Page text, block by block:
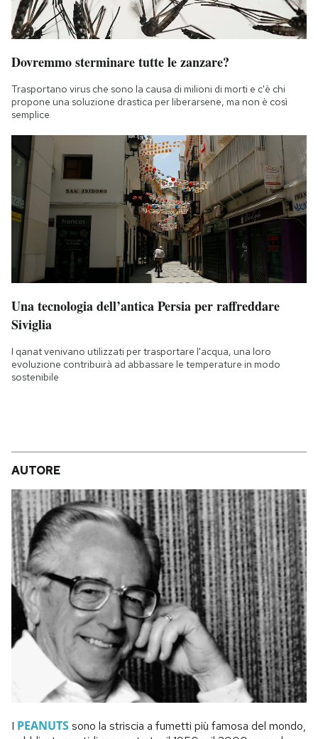
Dovremmo sterminare tutte le zanzare?
Trasportano virus che sono la causa di milioni di morti e c'è chi
propone una soluzione drastica per liberarsene, ma non è così
semplice
Una tecnologia dell’antica Persia per raffreddare
Siviglia
I qanat venivano utilizzati per trasportare l'acqua, una loro
evoluzione contribuirà ad abbassare le temperature in modo
sostenibile
AUTORE
I PEANUTSsono la striscia a fumetti più famosa del mondo,